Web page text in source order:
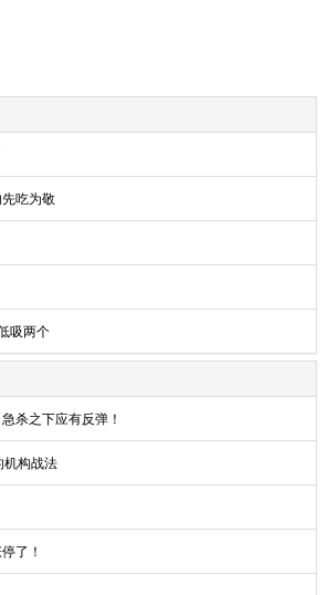
吃为敬
吸两个
杀之下应有反弹！
机构战法
了！